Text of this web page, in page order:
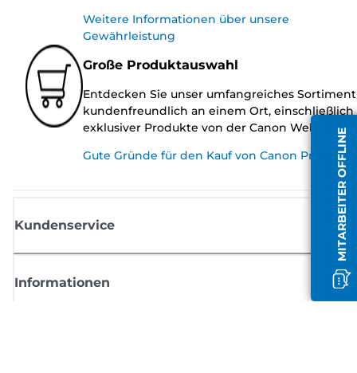
MITARBEITER OFFLINE
Weitere Informationen über unsere
Gewährleistung
Große Produktauswahl
Entdecken Sie unser umfangreiches Sortiment
kundenfreundlich an einem Ort, einschließlich
exklusiver Produkte von der Canon Website.
Gute Gründe für den Kauf von Canon
Kundenservice
Informationen